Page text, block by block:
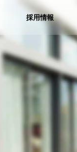
採用情報